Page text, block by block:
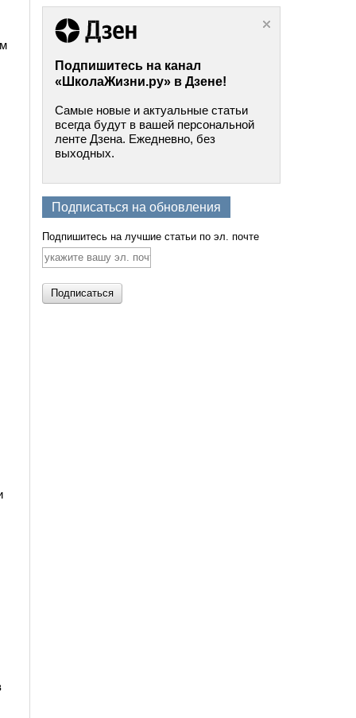
Подпишитесь на канал
«ШколаЖизни.ру» в Дзене!
Самые новые и актуальные статьи
всегда будут в вашей персональной
ленте Дзена. Ежедневно, без
выходных.
Подписаться на обновления
Подпишитесь на лучшие статьи по эл. почте